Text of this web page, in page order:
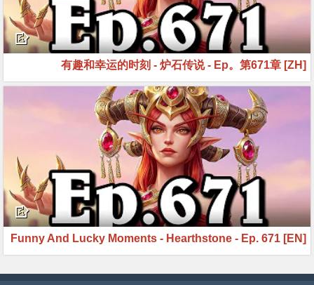
[ZH] 有趣和幸运的时刻 - 炉石传说 - Ep。第671章
[EN] Funny And Lucky Moments - Hearthstone - Ep. 671